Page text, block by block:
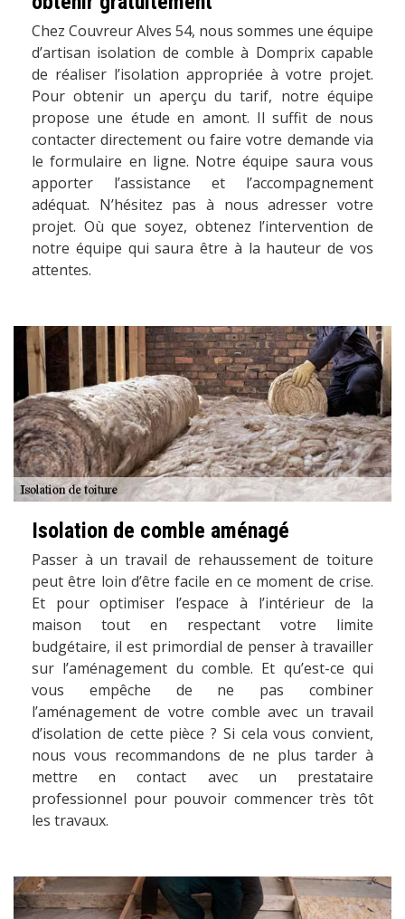
Chez Couvreur Alves 54, nous sommes une équipe
d’artisan isolation de comble à Domprix capable
de réaliser l’isolation appropriée à votre projet.
Pour obtenir un aperçu du tarif, notre équipe
propose une étude en amont. Il suffit de nous
contacter directement ou faire votre demande via
le formulaire en ligne. Notre équipe saura vous
apporter l’assistance et l’accompagnement
adéquat. N’hésitez pas à nous adresser votre
projet. Où que soyez, obtenez l’intervention de
notre équipe qui saura être à la hauteur de vos
attentes.
Isolation de comble aménagé
Passer à un travail de rehaussement de toiture
peut être loin d’être facile en ce moment de crise.
Et pour optimiser l’espace à l’intérieur de la
maison tout en respectant votre limite
budgétaire, il est primordial de penser à travailler
sur l’aménagement du comble. Et qu’est-ce qui
vous empêche de ne pas combiner
l’aménagement de votre comble avec un travail
d’isolation de cette pièce ? Si cela vous convient,
nous vous recommandons de ne plus tarder à
mettre en contact avec un prestataire
professionnel pour pouvoir commencer très tôt
les travaux.